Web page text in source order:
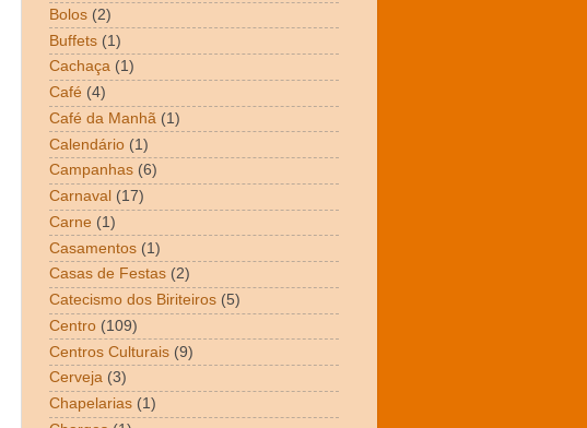
Bolos (2)
Buffets (1)
Cachaça (1)
Café (4)
Café da Manhã (1)
Calendário (1)
Campanhas (6)
Carnaval (17)
Carne (1)
Casamentos (1)
Casas de Festas (2)
Catecismo dos Biriteiros (5)
Centro (109)
Centros Culturais (9)
Cerveja (3)
Chapelarias (1)